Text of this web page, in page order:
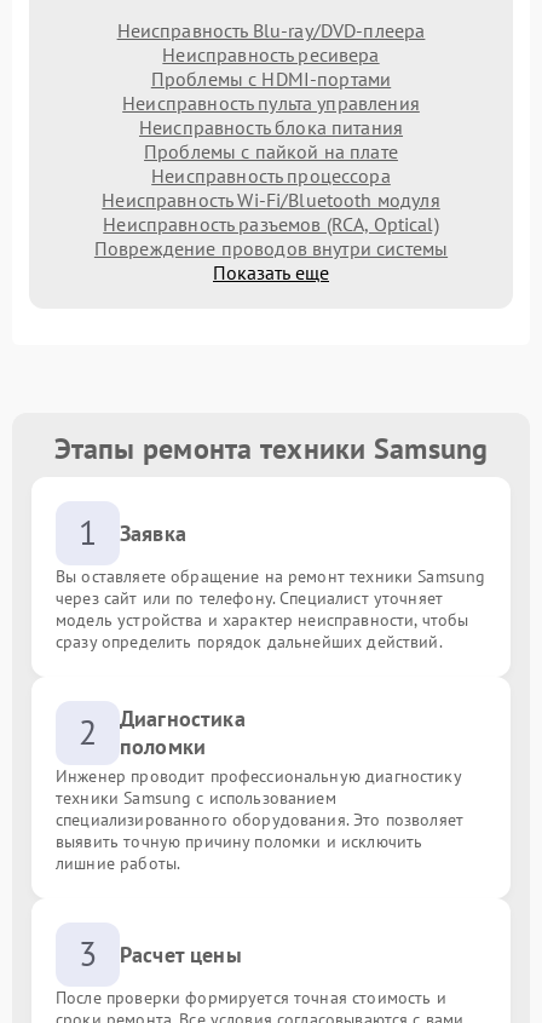
Неисправность Blu-ray/DVD-плеера
Неисправность ресивера
Проблемы с HDMI-портами
Неисправность пульта управления
Неисправность блока питания
Проблемы с пайкой на плате
Неисправность процессора
Неисправность Wi-Fi/Bluetooth модуля
Неисправность разъемов (RCA, Optical)
Повреждение проводов внутри системы
Показать еще
Этапы ремонта техники Samsung
1 Заявка
Вы оставляете обращение на ремонт техники Samsung
через сайт или по телефону. Специалист уточняет
модель устройства и характер неисправности, чтобы
сразу определить порядок дальнейших действий.
2
Диагностика
поломки
Инженер проводит профессиональную диагностику
техники Samsung с использованием
специализированного оборудования. Это позволяет
выявить точную причину поломки и исключить
лишние работы.
3 Расчет цены
После проверки формируется точная стоимость и